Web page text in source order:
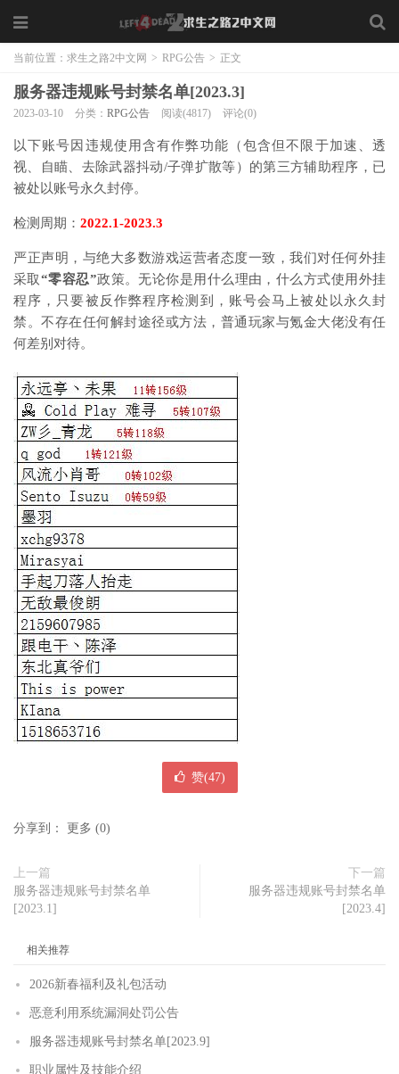
当前位置： 求生之路2中文网 > RPG公告 > 正文
服务器违规账号封禁名单[2023.3]
2023-03-10 分类： RPG公告 阅读(4817) 评论(0)
以下账号因违规使用含有作弊功能（包含但不限于加速、透
视、自瞄、去除武器抖动/子弹扩散等）的第三方辅助程序，已
被处以账号永久封停。
检测周期： 2022.1-2023.3
严正声明，与绝大多数游戏运营者态度一致，我们对任何外挂
采取“零容忍”政策。无论你是用什么理由，什么方式使用外挂
程序，只要被反作弊程序检测到，账号会马上被处以永久封
禁。不存在任何解封途径或方法，普通玩家与氪金大佬没有任
何差别对待。
赞(47)
分享到： 更多 (0)
上一篇
服务器违规账号封禁名单
[2023.1]
下一篇
服务器违规账号封禁名单
[2023.4]
相关推荐
2026新春福利及礼包活动
恶意利用系统漏洞处罚公告
服务器违规账号封禁名单[2023.9]
职业属性及技能介绍